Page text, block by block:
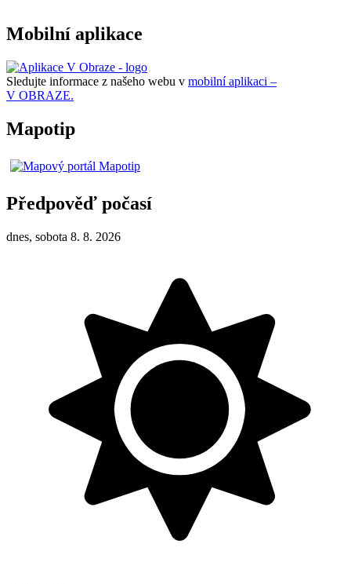
Mobilní aplikace
Sledujte informace z našeho webu v mobilní aplikaci –
V OBRAZE.
Mapotip
Předpověď počasí
dnes, sobota 8. 8. 2026